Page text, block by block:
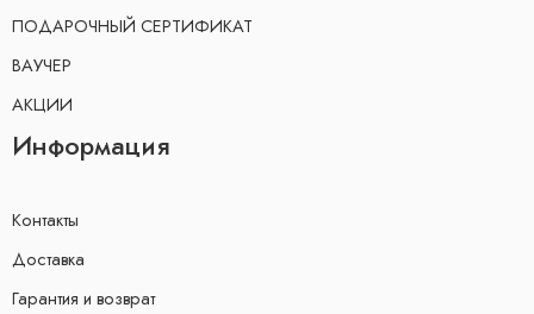
ПОДАРОЧНЫЙ СЕРТИФИКАТ
ВАУЧЕР
АКЦИИ
Информация
Контакты
Доставка
Гарантия и возврат